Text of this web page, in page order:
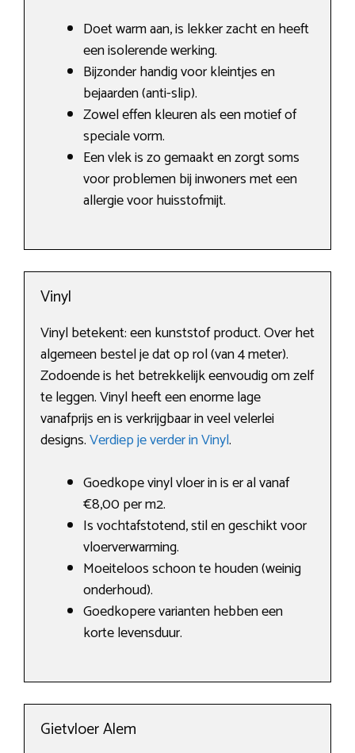
Doet warm aan, is lekker zacht en heeft
een isolerende werking.
Bijzonder handig voor kleintjes en
bejaarden (anti-slip).
Zowel effen kleuren als een motief of
speciale vorm.
Een vlek is zo gemaakt en zorgt soms
voor problemen bij inwoners met een
allergie voor huisstofmijt.
Vinyl
Vinyl betekent: een kunststof product. Over het
algemeen bestel je dat op rol (van 4 meter).
Zodoende is het betrekkelijk eenvoudig om zelf
te leggen. Vinyl heeft een enorme lage
vanafprijs en is verkrijgbaar in veel velerlei
designs.Verdiep je verder in Vinyl.
Goedkope vinyl vloer in is er al vanaf
€8,00 per m2.
Is vochtafstotend, stil en geschikt voor
vloerverwarming.
Moeiteloos schoon te houden (weinig
onderhoud).
Goedkopere varianten hebben een
korte levensduur.
Gietvloer Alem